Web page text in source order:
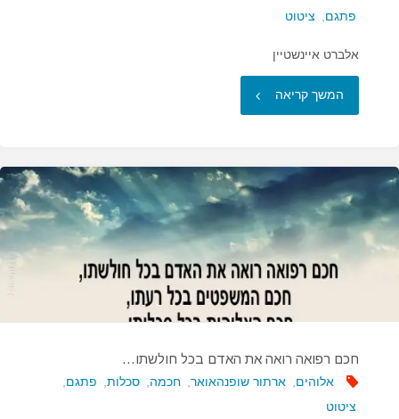
פתגם
ציטוט
אלברט איינשטיין
המשך קריאה "צירוף
חכם רפואה רואה את האדם בכל חולשתו…
אלוהים, ארתור שופנהאואר, חכמה, סכלות, פתגם,
ציטוט